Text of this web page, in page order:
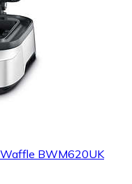
BWM620UK